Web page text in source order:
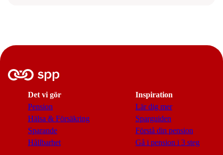
Det vi gör
Pension
Hälsa & Försäkring
Sparande
Hållbarhet
Inspiration
Lär dig mer
Sparguiden
Förstå din pension
Gå i pension i 3 steg